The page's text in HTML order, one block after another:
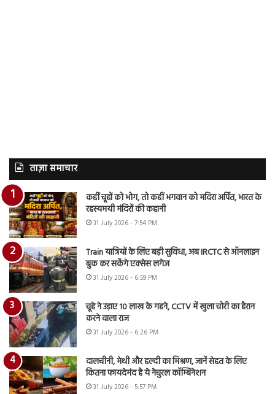
ताज़ा समाचार
कहीं चूहों को भोग, तो कहीं भगवान को मदिरा अर्पित, भारत के
रहस्यमयी मंदिरों की कहानी
31 July 2026 - 7:54 PM
Train यात्रियों के लिए बड़ी सुविधा, अब IRCTC से ऑनलाइन
बुक कर सकेंगे एक्सेस लगेज
31 July 2026 - 6:59 PM
चूहे ने उड़ाए 10 लाख के गहने, CCTV में खुला चोरी का हैरान
करने वाला राज
31 July 2026 - 6:26 PM
दालचीनी, मेथी और हल्दी का मिश्रण, जानें सेहत के लिए
कितना फायदेमंद है ये नेचुरल कॉम्बिनेशन
31 July 2026 - 5:57 PM